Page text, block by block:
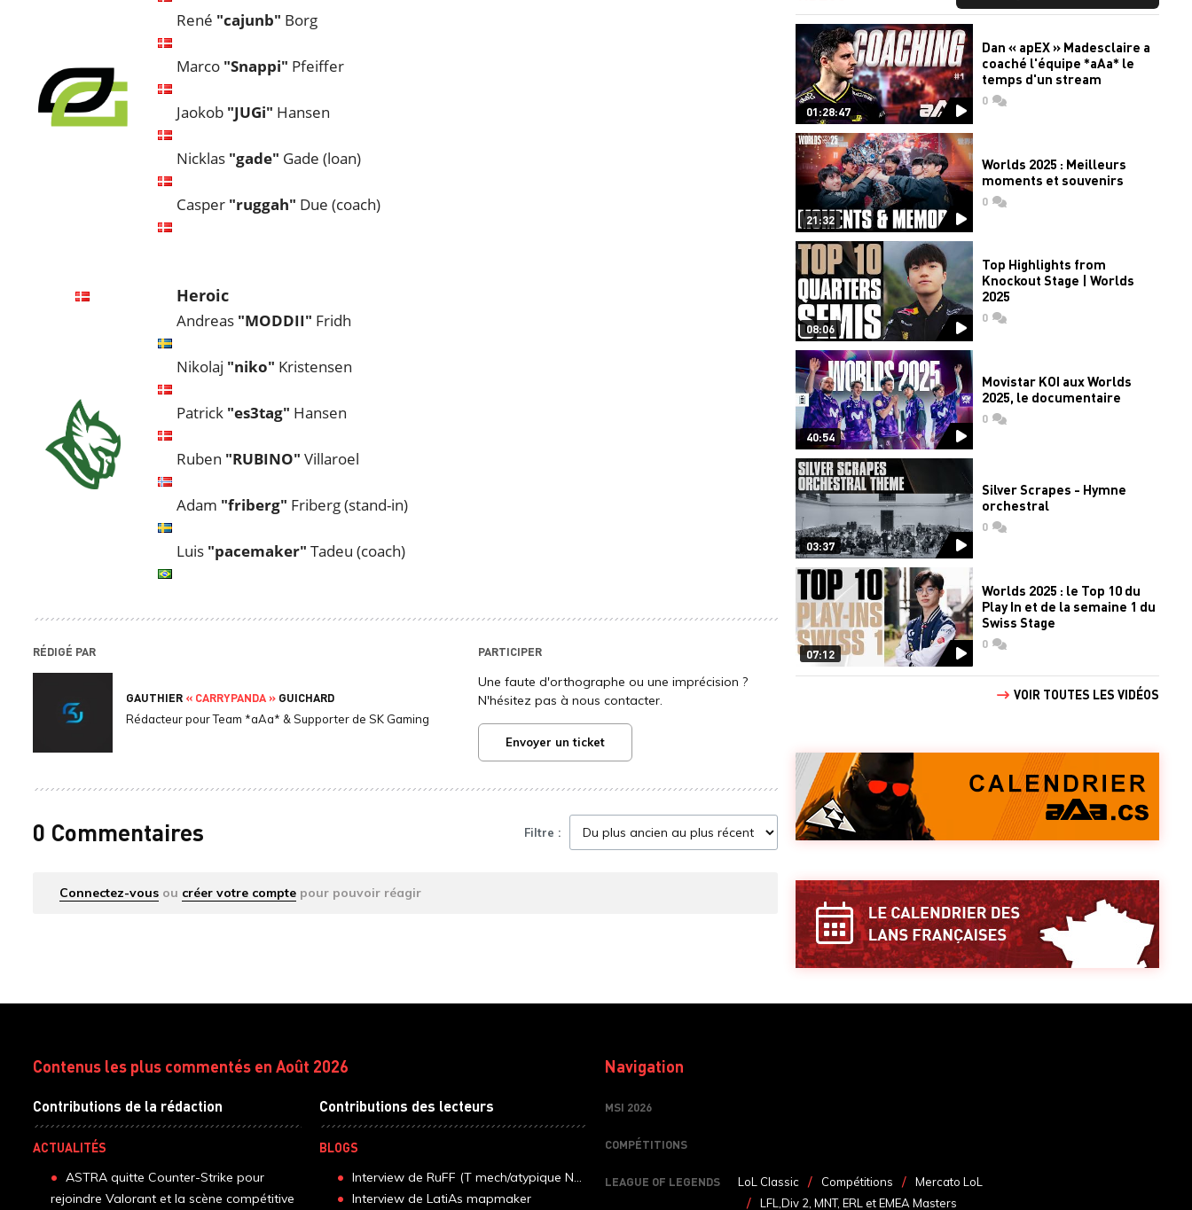
René "cajunb" Borg
Marco "Snappi" Pfeiffer
Jaokob "JUGi" Hansen
Nicklas "gade" Gade (loan)
Casper "ruggah" Due (coach)
Heroic
Andreas "MODDII" Fridh
Nikolaj "niko" Kristensen
Patrick "es3tag" Hansen
Ruben "RUBINO" Villaroel
Adam "friberg" Friberg (stand-in)
Luis "pacemaker" Tadeu (coach)
RÉDIGÉ PAR
GAUTHIER « CARRYPANDA » GUICHARD
Rédacteur pour Team *aAa* & Supporter de SK Gaming
PARTICIPER
Une faute d'orthographe ou une imprécision ?
N'hésitez pas à nous contacter.
Envoyer un ticket
0 Commentaires Filtre :
Connectez-vous ou créer votre compte pour pouvoir réagir
01:28:47
Dan « apEX » Madesclaire a
coaché l'équipe *aAa* le
temps d'un stream
0commentaires
21:32
Worlds 2025 : Meilleurs
moments et souvenirs
0commentaires
08:06
Top Highlights from
Knockout Stage | Worlds
2025
0commentaires
40:54
Movistar KOI aux Worlds
2025, le documentaire
0commentaires
03:37
Silver Scrapes - Hymne
orchestral
0commentaires
07:12
Worlds 2025 : le Top 10 du
Play In et de la semaine 1 du
Swiss Stage
0commentaires
VOIR TOUTES LES VIDÉOS
Contenus les plus commentés en Août 2026
Contributions de la rédaction
ACTUALITÉS
ASTRA quitte Counter-Strike pour
rejoindre Valorant et la scène compétitive
Contributions des lecteurs
BLOGS
Interview de RuFF (T mech/atypique N...
Interview de LatiAs mapmaker
Navigation
MSI 2026
COMPÉTITIONS
LEAGUE OF LEGENDS LoL Classic Compétitions
Mercato LoL
LFL,Div 2, MNT, ERL et EMEA Masters